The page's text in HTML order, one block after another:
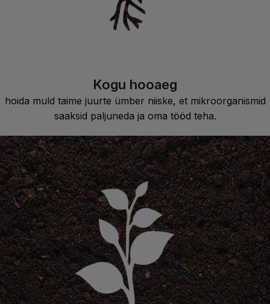
Kogu hooaeg
hoida muld taime juurte ümber niiske, et mikroorganismid
saaksid paljuneda ja oma tööd teha.